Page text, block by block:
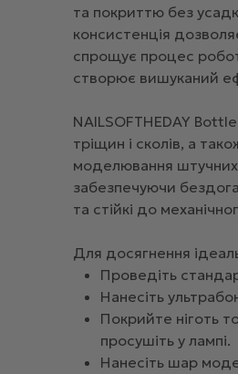
та покриттю без
консистенція
спрощує процес
створює вишуканий
NAILSOFTHEDAY
тріщин і сколів, а
моделювання штучних
забезпечуючи
та стійкі до
Для досягнення
Проведіть
Нанесіть
Покрийте ніготь
просушіть у лампі.
Нанесіть шар